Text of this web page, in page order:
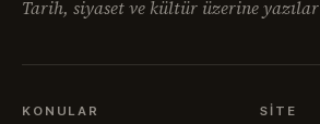
Tarih, siyaset ve kültür üzerine yazılar
KONULAR SITE